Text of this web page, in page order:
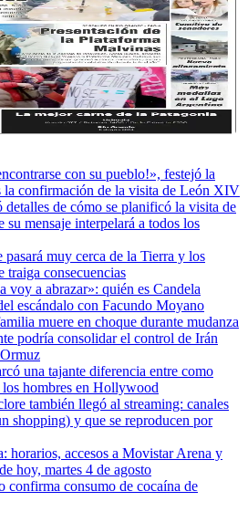
con su pueblo!», festejó la
la confirmación de la visita de León XIV
detalles de cómo se planificó la visita de
mensaje interpelará a todos los
pasará muy cerca de la Tierra y los
traiga consecuencias
voy a abrazar»: quién es Candela
escándalo con Facundo Moyano
muere en choque durante mudanza
podría consolidar el control de Irán
una tajante diferencia entre como
los hombres en Hollywood
también llegó al streaming: canales
shopping) y que se reproducen por
horarios, accesos a Movistar Arena y
hoy, martes 4 de agosto
confirma consumo de cocaína de